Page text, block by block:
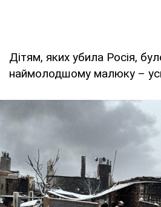
Дітям, яких убила Росія,
наймолодшому малюку –